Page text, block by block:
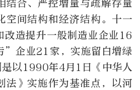
结合、严控增量与疏解存量
空间结构和经济结构。十一
改造提升一般制造业企业16
”企业21家，实施留白增绿
以1990年4月1日《中华人
法》实施作为基准点，以河